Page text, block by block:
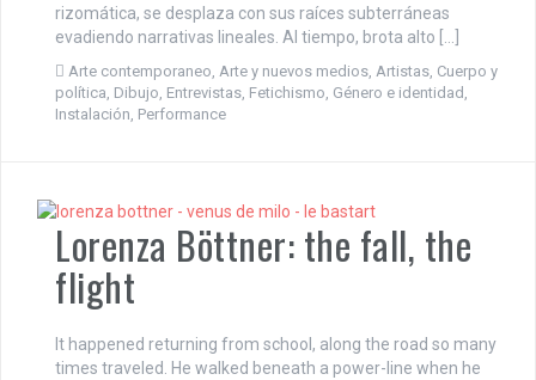
rizomática, se desplaza con sus raíces subterráneas
evadiendo narrativas lineales. Al tiempo, brota alto […]
Arte contemporaneo Arte y nuevos medios Artistas Cuerpo y
política Dibujo Entrevistas Fetichismo Género e identidad
Instalación Performance
Lorenza Böttner: the fall, the
flight
It happened returning from school, along the road so many
times traveled. He walked beneath a power-line when he